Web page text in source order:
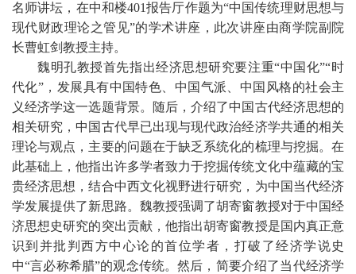
名师讲坛， 在中和楼401报告厅作题为“中国传统理财思想与
现代财政理论之管见”的学术讲座，此次讲座由商学院副院
长曹虹剑教授主持。
魏明孔教授首先指出经济思想研究要注重“中国化”“时
代化”，发展具有中国特色、中国气派、中国风格的社会主
义经济学这一选题背景。随后，介绍了中国古代经济思想的
相关研究， 中国古代早已出现与现代政治经济学共通的相关
理论与观点，主要的问题在于缺乏系统化的梳理与挖掘。在
此基础上，他指出许多学者致力于挖掘传统文化中蕴藏的宝
贵经济思想，结合中西文化视野进行研究，为中国当代经济
学发展提供了新思路。魏教授强调了胡寄窗教授对于中国经
济思想史研究的突出贡献， 他指出胡寄窗教授是国内真正意
识到并批判西方中心论的首位学者，打破了经济学说史
中“言必称希腊”的观念传统。然后，简要介绍了当代经济学